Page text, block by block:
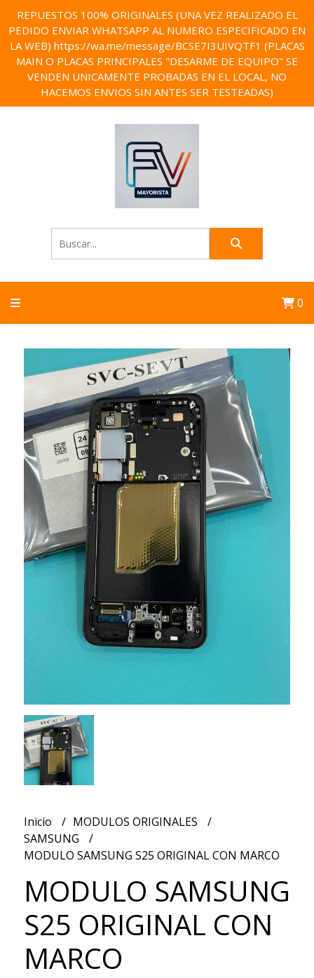
REPUESTOS 100% ORIGINALES (UNA VEZ REALIZADO EL
PEDIDO ENVIAR WHATSAPP AL NUMERO ESPECIFICADO EN
LA WEB) https://wa.me/message/BCSE7I3UIVQTF1 (PLACAS
MAIN O PLACAS PRINCIPALES "DESARME DE EQUIPO" SE
VENDEN UNICAMENTE PROBADAS EN EL LOCAL, NO
HACEMOS ENVIOS SIN ANTES SER TESTEADAS)
0
Inicio
MODULOS ORIGINALES
SAMSUNG
MODULO SAMSUNG S25 ORIGINAL CON MARCO
MODULO SAMSUNG
S25 ORIGINAL CON
MARCO